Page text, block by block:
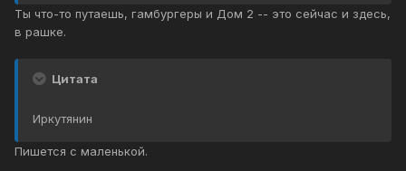
Ты что-то путаешь, гамбургеры и Дом 2 -- это сейчас и здесь,
в рашке.
Цитата
Иркутянин
Пишется с маленькой.